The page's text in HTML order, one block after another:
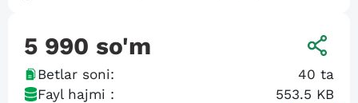
5 990 so'm
Betlar soni: 40 ta
Fayl hajmi :
553.5 KB